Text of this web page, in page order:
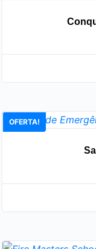
OFERTA!